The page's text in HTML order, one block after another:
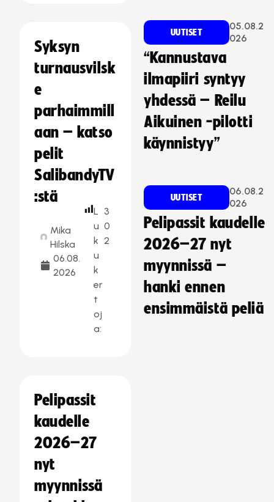
Syksyn
turnausvilsk
e
parhaimmill
aan – katso
pelit
SalibandyTV
:stä
Mika
Hilska
06.08.
2026
L
u
k
u
k
er
t
oj
a:
3
0
2
Pelipassit
kaudelle
2026–27
nyt
myynnissä
UUTISET
05.08.2
026
“Kannustava
ilmapiiri syntyy
yhdessä – Reilu
Aikuinen -pilotti
käynnistyy”
UUTISET
06.08.2
026
Pelipassit kaudelle
2026–27 nyt
myynnissä –
hanki ennen
ensimmäistä peliä